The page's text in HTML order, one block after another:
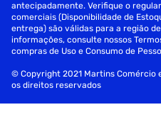
antecipadamente. Verifique o
comerciais (Disponibilidade de
entrega) são válidas para a região
informações, consulte nossos
compras de Uso e Consumo de
© Copyright 2021 Martins Comércio
os direitos reservados